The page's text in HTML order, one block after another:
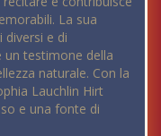
La sua
diversi e di
un testimone della
naturale. Con la
Lauchlin Hirt
e una fonte di